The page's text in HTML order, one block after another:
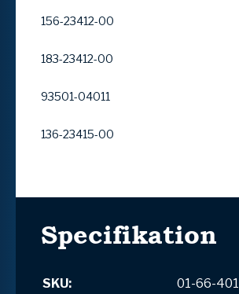
156-23412-00
183-23412-00
93501-04011
136-23415-00
Specifikation
SKU:
01-66-401